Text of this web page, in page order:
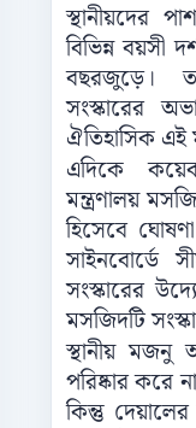
স্থানীয়দের
বিভিন্ন বয়সী
বছরজুড়ে।
সংস্কারের
ঐতিহাসিক এই
এদিকে
মন্ত্রণালয়
হিসেবে
সাইনবোর্ডে
সংস্কারের
মসজিদটি
স্থানীয়
পরিষ্কার করে
কিন্তু